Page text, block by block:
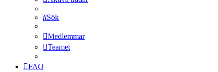
Sök
Medlemmar
Teamet
FAQ